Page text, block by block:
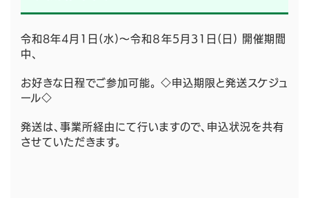
令和8年4月1日(水)～令和８年5月31日(日) 開催期間
中、
お好きな日程でご参加可能。 ◇申込期限と発送スケジュ
ール◇
発送は、事業所経由にて行いますので、申込状況を共有
させていただきます。